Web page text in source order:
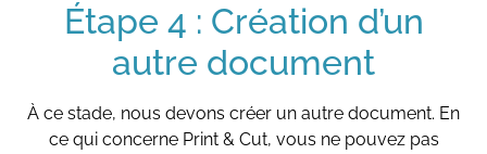
Étape 4 : Création d’un
autre document
À ce stade, nous devons créer un autre document. En
ce qui concerne Print & Cut, vous ne pouvez pas